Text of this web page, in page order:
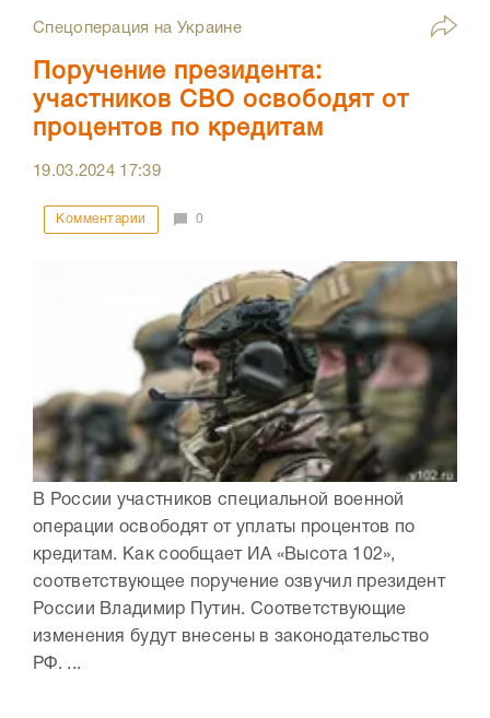
Спецоперация на Украине
Поручение президента:
участников СВО освободят от
процентов по кредитам
19.03.2024 17:39
Комментарии 0
В России участников специальной военной
операции освободят от уплаты процентов по
кредитам. Как сообщает ИА «Высота 102»,
соответствующее поручение озвучил президент
России Владимир Путин. Соответствующие
изменения будут внесены в законодательство
РФ. ...